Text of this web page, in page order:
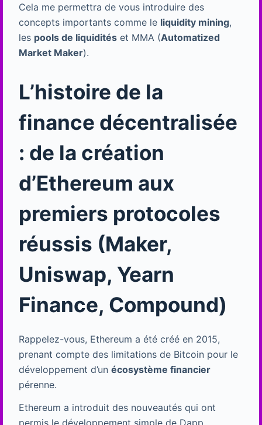
Cela me permettra de vous introduire des
concepts importants comme le liquidity mining,
les pools de liquiditéset MMA (Automatized
Market Maker).
L’histoire de la
finance décentralisée
: de la création
d’Ethereum aux
premiers protocoles
réussis (Maker,
Uniswap, Yearn
Finance, Compound)
Rappelez-vous, Ethereum a été créé en 2015,
prenant compte des limitations de Bitcoin pour le
développement d’un écosystème financier
pérenne.
Ethereum a introduit des nouveautés qui ont